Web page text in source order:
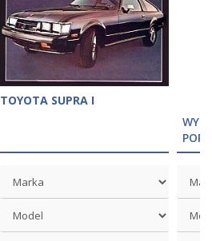
TOYOTA SUPRA I